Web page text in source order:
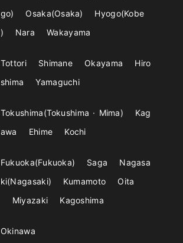
go
Osaka Osaka Hyogo Kobe
Nara
Wakayama
Tottori Shimane Okayama
Hiro
shima
Yamaguchi
Tokushima Tokushima Mima
Kag
awa
Ehime Kochi
Fukuoka Fukuoka Saga
Nagasa
ki Nagasaki Kumamoto
Oita
Miyazaki
Kagoshima
Okinawa